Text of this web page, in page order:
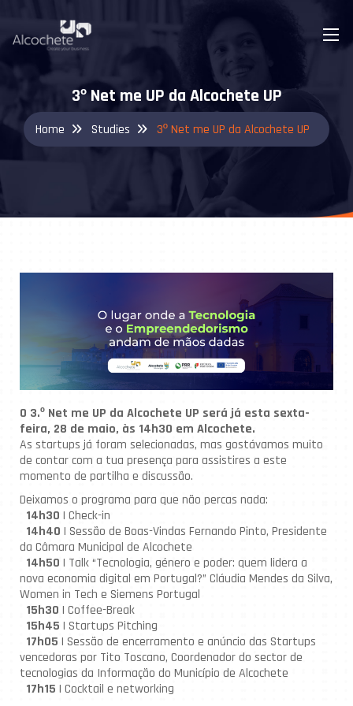
3º Net me UP da Alcochete UP
Home Studies 3º Net me UP da Alcochete UP
O 3.º Net me UP da Alcochete UP será já esta sexta-
feira, 28 de maio, às 14h30 em Alcochete.
As startups já foram selecionadas, mas gostávamos muito
de contar com a tua presença para assistires a este
momento de partilha e discussão.
Deixamos o programa para que não percas nada:
14h30 | Check-in
14h40 | Sessão de Boas-Vindas Fernando Pinto, Presidente
da Câmara Municipal de Alcochete
14h50 | Talk “Tecnologia, género e poder: quem lidera a
nova economia digital em Portugal?” Cláudia Mendes da Silva,
Women in Tech e Siemens Portugal
15h30 | Coffee-Break
15h45 | Startups Pitching
17h05 | Sessão de encerramento e anúncio das Startups
vencedoras por Tito Toscano, Coordenador do sector de
tecnologias da Informação do Município de Alcochete
17h15 | Cocktail e networking